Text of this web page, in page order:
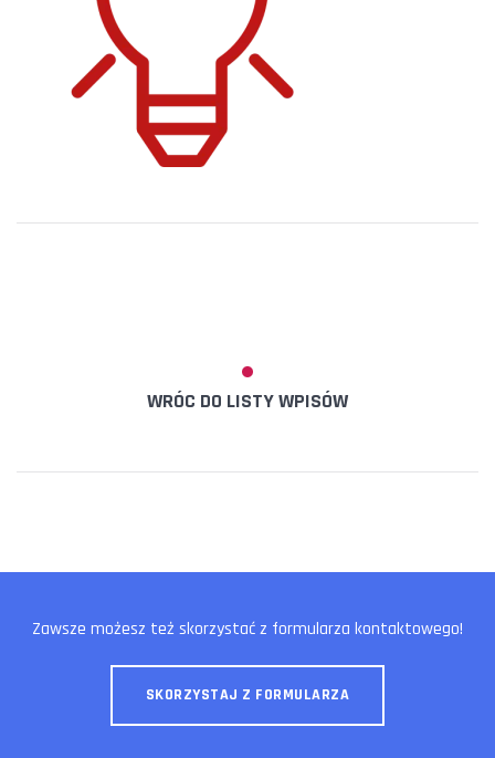
WRÓC DO LISTY WPISÓW
Zawsze możesz też skorzystać z formularza kontaktowego!
SKORZYSTAJ Z FORMULARZA